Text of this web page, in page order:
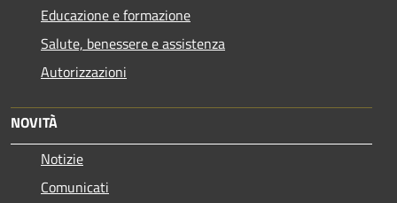
Educazione e formazione
Salute, benessere e assistenza
Autorizzazioni
NOVITÀ
Notizie
Comunicati